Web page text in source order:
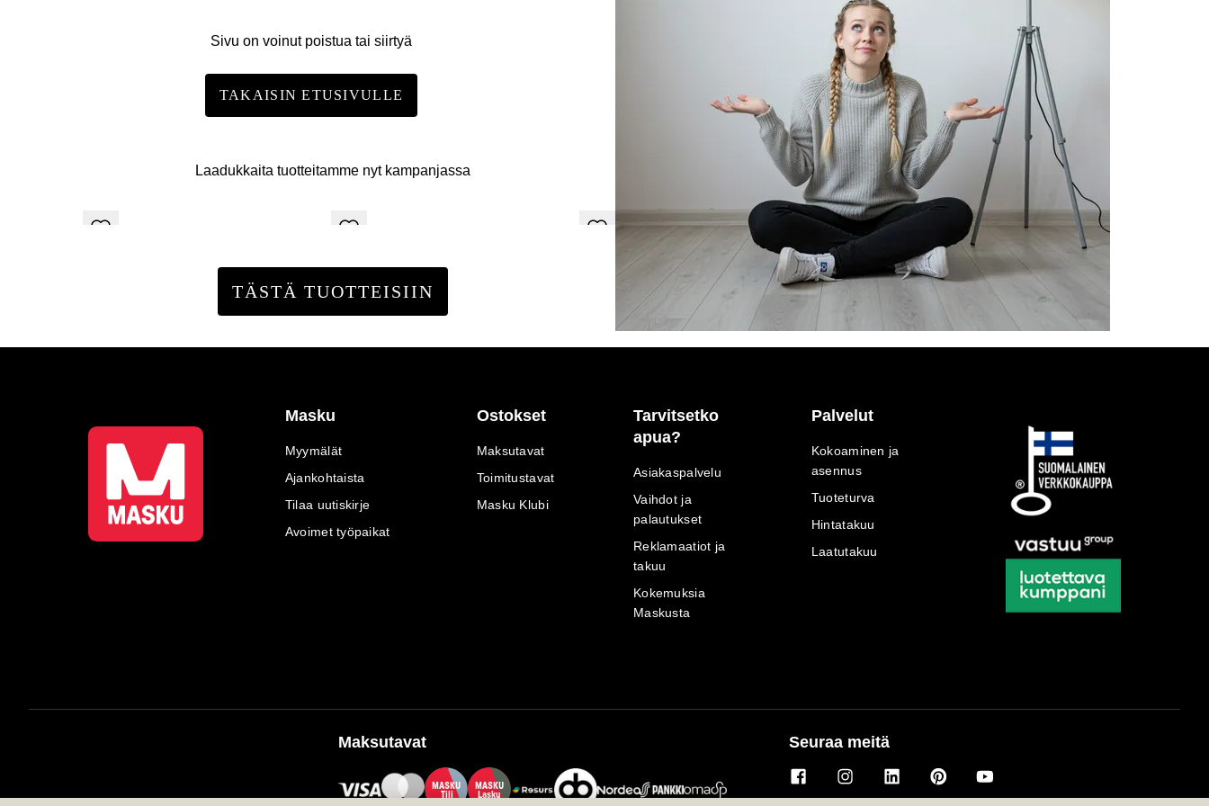
Sivu on voinut poistua tai siirtyä
TAKAISIN ETUSIVULLE
Laadukkaita tuotteitamme nyt kampanjassa
TÄSTÄ TUOTTEISIIN
Masku
Myymälät
Ajankohtaista
Tilaa uutiskirje
Avoimet työpaikat
Ostokset
Maksutavat
Toimitustavat
Masku Klubi
Tarvitsetko
apua?
Asiakaspalvelu
Vaihdot ja
palautukset
Reklamaatiot ja
takuu
Kokemuksia
Maskusta
Palvelut
Kokoaminen ja
asennus
Tuoteturva
Hintatakuu
Laatutakuu
Maksutavat
MASKU
Tili
MASKU
Lasku
Seuraa meitä